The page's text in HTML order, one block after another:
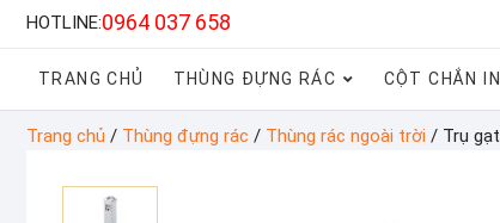
HOTLINE:0964 037 658
TRANG CHỦ THÙNG ĐỰNG RÁC CỘT CHẮN
Trang chủ / Thùng đựng rác / Thùng rác ngoài trời / Trụ